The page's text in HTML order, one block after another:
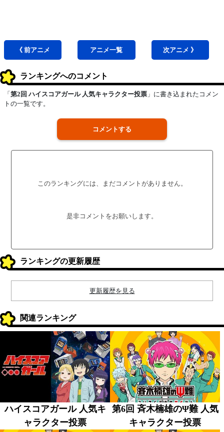
《 前アニメ アニメ一覧 次アニメ 》
ランキングへのコメント
「 第2回 ハイスコアガール 人気キャラクター投票 」に書き込まれたコメン
トの一覧です。
コメントする
このランキングには、まだコメントがありません。
是非コメントをお願いします。
ランキングの更新履歴
更新履歴を見る
関連ランキング
ハイスコアガール 人気キ
ャラクター投票
第6回 斉木楠雄のΨ難 人気
キャラクター投票